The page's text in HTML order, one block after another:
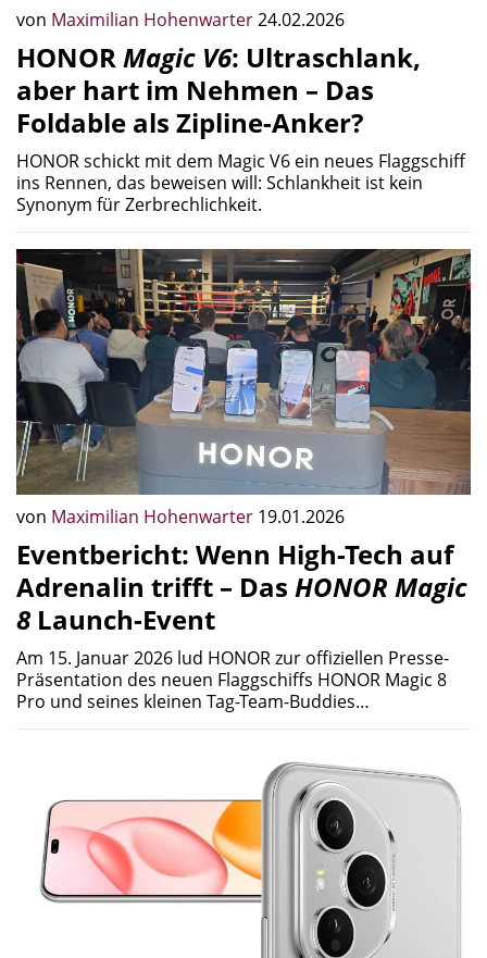
von Maximilian Hohenwarter24.02.2026
HONORMagic V6: Ultraschlank,
aber hart im Nehmen – Das
Foldable als Zipline-Anker?
HONOR schickt mit dem Magic V6 ein neues Flaggschiff
ins Rennen, das beweisen will: Schlankheit ist kein
Synonym für Zerbrechlichkeit.
von Maximilian Hohenwarter 19.01.2026
Eventbericht: Wenn High-Tech auf
Adrenalin trifft – Das HONOR Magic
8Launch-Event
Am 15. Januar 2026 lud HONOR zur offiziellen Presse-
Präsentation des neuen Flaggschiffs HONOR Magic 8
Pro und seines kleinen Tag-Team-Buddies…